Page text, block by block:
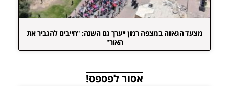
מצעד הגאווה במצפה רמון ייערך גם השנה: "חייבים להגביר את
האור"
אסור לפספס!